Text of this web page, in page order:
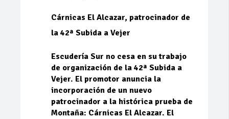
Cárnicas El Alcazar, patrocinador de
la 42ª Subida a Vejer
Escudería Sur no cesa en su trabajo
de organización de la 42ª Subida a
Vejer. El promotor anuncia la
incorporación de un nuevo
patrocinador a la histórica prueba de
Montaña: Cárnicas El Alcazar. El